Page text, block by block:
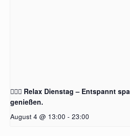
🧖‍♂️✨ Relax Dienstag – Entspannt
genießen.
August 4 @ 13:00 - 23:00